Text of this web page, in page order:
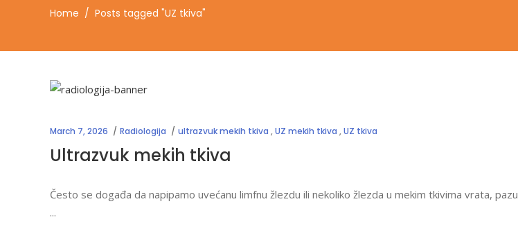
Home / Posts tagged "UZ tkiva"
March 7, 2026 Radiologija ultrazvuk mekih tkiva ,UZ mekih tkiva ,UZ tkiva
Ultrazvuk mekih tkiva
Često se događa da napipamo uvećanu limfnu žlezdu ili nekoliko žlezda u mekim tkivima vrata,